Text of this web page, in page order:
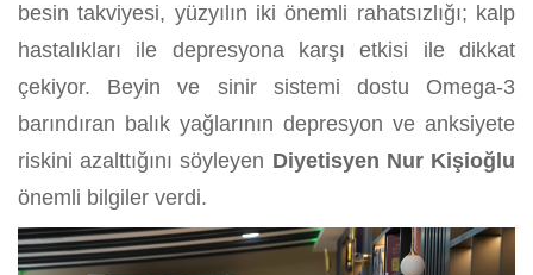
besin takviyesi, yüzyılın iki önemli rahatsızlığı; kalp
hastalıkları ile depresyona karşı etkisi ile dikkat
çekiyor. Beyin ve sinir sistemi dostu Omega-3
barındıran balık yağlarının depresyon ve anksiyete
riskini azalttığını söyleyen Diyetisyen Nur Kişioğlu
önemli bilgiler verdi.